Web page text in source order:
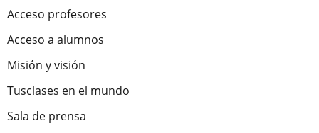
Acceso profesores
Acceso a alumnos
Misión y visión
Tusclases en el mundo
Sala de prensa